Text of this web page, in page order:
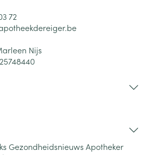
72
Nijs
Gezondheidsnieuws Apotheker